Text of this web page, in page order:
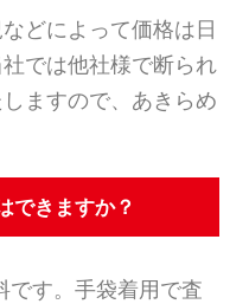
どによって価格は日
では他社様で断られ
ますので、あきらめ
きますか？
す。手袋着用で査